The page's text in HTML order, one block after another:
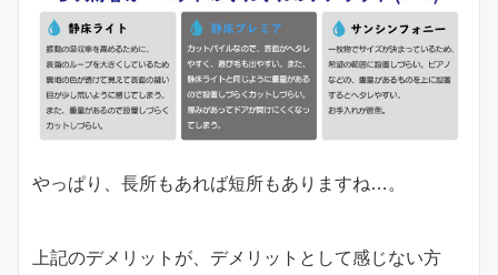
やっぱり、長所もあれば短所もありますね…。
上記のデメリットが、デメリットとして感じない方